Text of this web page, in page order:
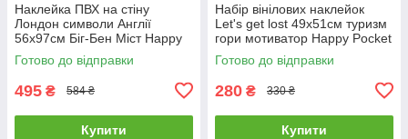
Наклейка ПВХ на стіну
Лондон символи Англії
56х97см Біг-Бен Міст Happy
Pocket Чорний матовий HP-
80S-070/30M
Готово до відправки
495 ₴ 584 ₴
Купити
Набір вінілових наклейок
Let's get lost 49х51см туризм
гори мотиватор Happy Pocket
Чорний матовий HP-089S-
070M
Готово до відправки
280 ₴ 330 ₴
Купити